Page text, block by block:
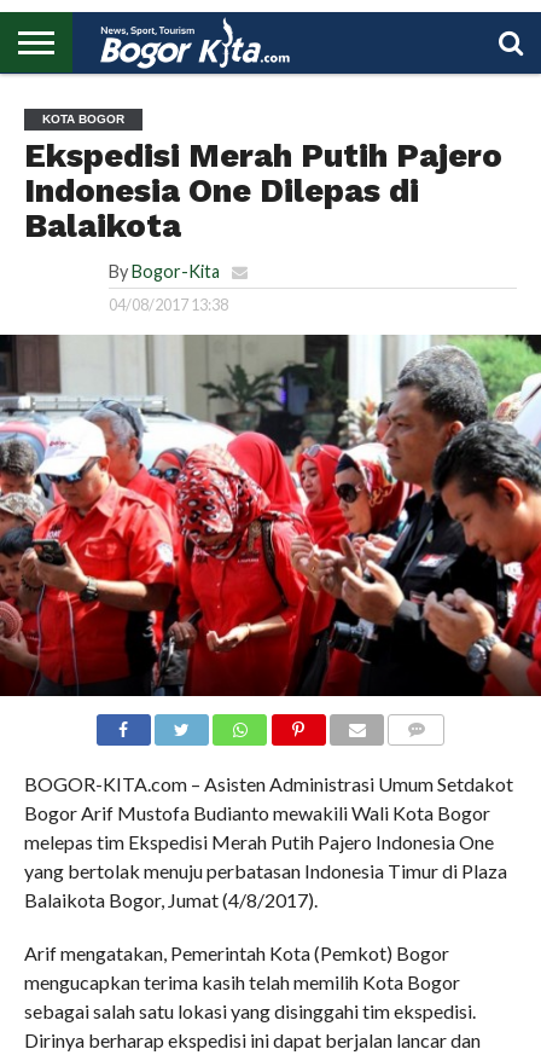
UTAMA
KOTA BOGOR
Ekspedisi Merah Putih Pajero
Indonesia One Dilepas di
Balaikota
By Bogor-Kita
04/08/2017 13:38
BOGOR-KITA.com – Asisten Administrasi Umum Setdakot
Bogor Arif Mustofa Budianto mewakili Wali Kota Bogor
melepas tim Ekspedisi Merah Putih Pajero Indonesia One
yang bertolak menuju perbatasan Indonesia Timur di Plaza
Balaikota Bogor, Jumat (4/8/2017).
Arif mengatakan, Pemerintah Kota (Pemkot) Bogor
mengucapkan terima kasih telah memilih Kota Bogor
sebagai salah satu lokasi yang disinggahi tim ekspedisi.
Dirinya berharap ekspedisi ini dapat berjalan lancar dan